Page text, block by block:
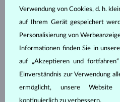
SCHMUCK AUS DEM
Verwendung von Cookies, d. h.
auf Ihrem Gerät gespeichert
Personalisierung von
Informationen finden Sie in
auf „Akzeptieren und
Einverständnis zur Verwendung
ermöglicht, unsere Website
kontinuierlich zu verbessern.